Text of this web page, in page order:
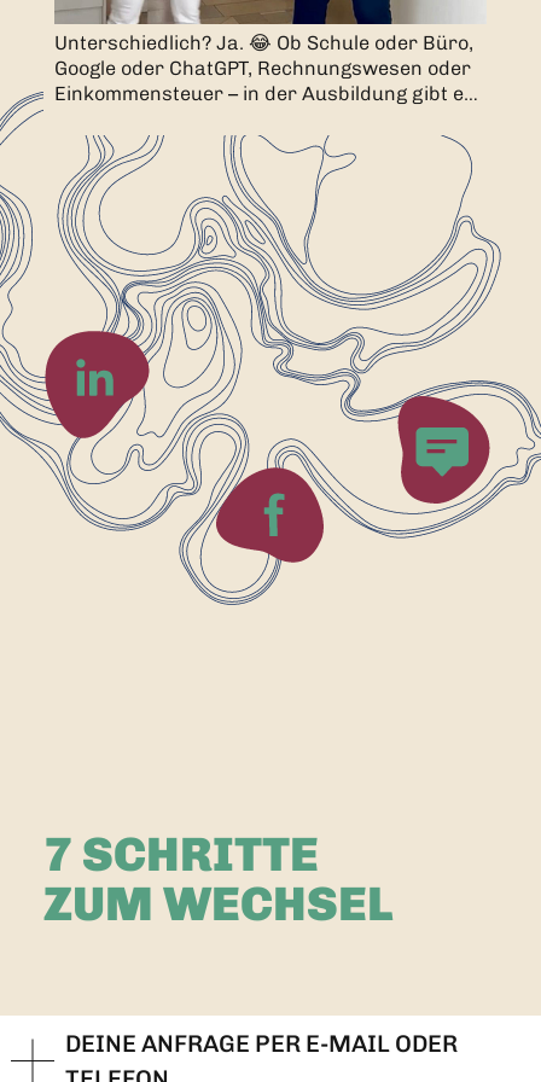
Unterschiedlich? Ja. 😂 Ob Schule oder Büro,
Google oder ChatGPT, Rechnungswesen oder
Einkommensteuer – in der Ausbildung gibt es
genauso viele Gemeinsamkeiten. Jeder bringt
seine eigenen Stärken, Vorlieben und
Eigenheiten mit. Genau das macht den
Arbeitsalltag abwechslungsreich und
manchmal auch ziemlich witzig. 😄 Welche
Seite wärst du? 👀 #TheYouthMatters
#Ausbildung #Steuerrookies
7 SCHRITTE
ZUM WECHSEL
DEINE ANFRAGE PER E-MAIL ODER